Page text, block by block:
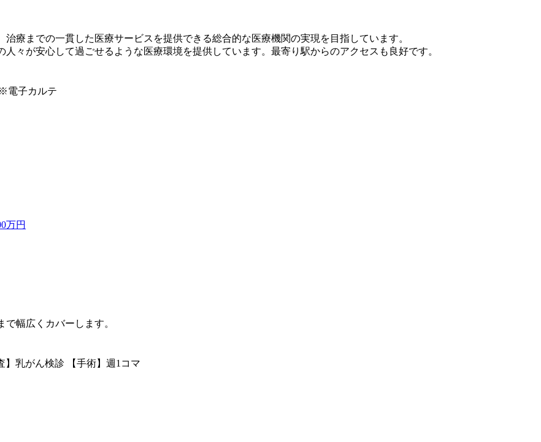
療までの一貫した医療サービスを提供できる総合的な医療機関の実現を目指しています。
々が安心して過ごせるような医療環境を提供しています。最寄り駅からのアクセスも良好です。
電子カルテ
万円
幅広くカバーします。
】乳がん検診 【手術】週1コマ